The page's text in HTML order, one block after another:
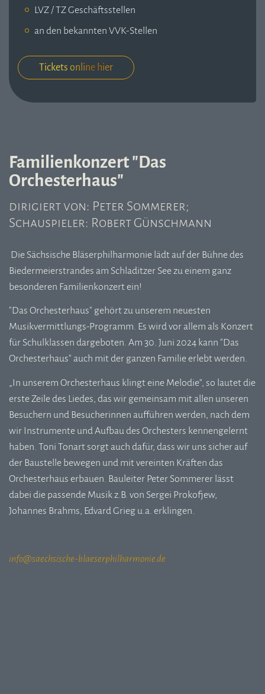
LVZ / TZ Geschäftsstellen
an den bekannten VVK-Stellen
Tickets online hier
Familienkonzert "Das
Orchesterhaus"
dirigiert von: Peter Sommerer;
Schauspieler: Robert Günschmann
Die Sächsische Bläserphilharmonie lädt auf der Bühne des
Biedermeierstrandes am Schladitzer See zu einem ganz
besonderen Familienkonzert ein!
"Das Orchesterhaus" gehört zu unserem neuesten
Musikvermittlungs-Programm. Es wird vor allem als Konzert
für Schulklassen dargeboten. Am 30. Juni 2024 kann "Das
Orchesterhaus" auch mit der ganzen Familie erlebt werden.
„In unserem Orchesterhaus klingt eine Melodie“, so lautet die
erste Zeile des Liedes, das wir gemeinsam mit allen unseren
Besuchern und Besucherinnen aufführen werden, nach dem
wir Instrumente und Aufbau des Orchesters kennengelernt
haben. Toni Tonart sorgt auch dafür, dass wir uns sicher auf
der Baustelle bewegen und mit vereinten Kräften das
Orchesterhaus erbauen. Bauleiter Peter Sommerer lässt
dabei die passende Musik z.B. von Sergei Prokofjew,
Johannes Brahms, Edvard Grieg u.a. erklingen.